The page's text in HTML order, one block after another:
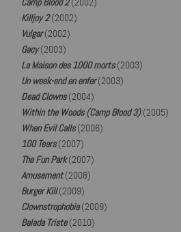
Camp Blood 2(2002)
Killjoy 2(2002)
Vulgar(2002)
Gacy(2003)
La Maison des 1000 morts (2003)
Un week-end en enfer(2003)
Dead Clowns(2004)
Within the Woods (Camp Blood 3)(2005)
When Evil Calls(2006)
100 Tears(2007)
The Fun Park(2007)
Amusement(2008)
Burger Kill(2009)
Clownstrophobia(2009)
Balada Triste(2010)